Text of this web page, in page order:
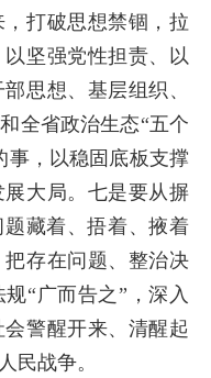
打破思想禁锢，拉
坚强党性担责、以
思想、基层组织、
全省政治生态“五个
事，以稳固底板支撑
大局。七是要从摒
藏着、捂着、掖着
存在问题、整治决
“广而告之”，深入
警醒开来、清醒起
民战争。